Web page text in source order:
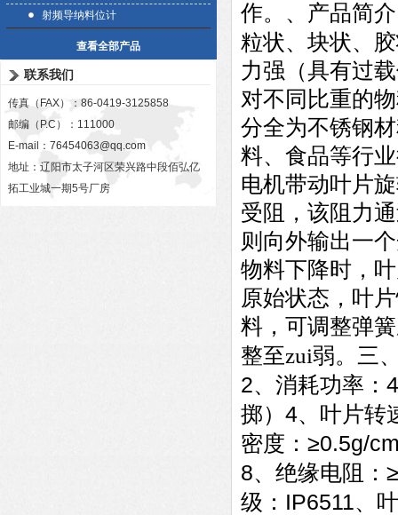
射频导纳料位计
查看全部产品
联系我们
传真（FAX）：86-0419-3125858
邮编（P.C）：111000
E-mail： 76454063@qq.com
地址：辽阳市太子河区荣兴路中段佰弘亿
拓工业城一期5号厂房
作。、产品简
粒状、块状、
力强（具有过
对不同比重的
分全为不锈钢
料、食品等行
电机带动叶片
受阻，该阻力
则向外输出一
物料下降时，
原始状态，叶
料，可调整弹
整至zui弱。三
2、消耗功率：
掷） 4、叶片转
密度： ≥0.5g/
8、绝缘电阻：
级： IP6511、